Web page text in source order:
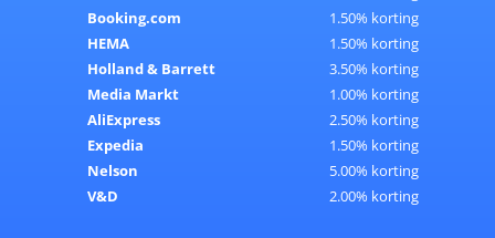
Booking.com
1.50% korting
HEMA
1.50% korting
Holland & Barrett
3.50% korting
Media Markt
1.00% korting
AliExpress
2.50% korting
Expedia
1.50% korting
Nelson
5.00% korting
V&D
2.00% korting